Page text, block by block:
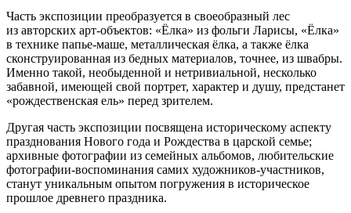
Часть экспозиции преобразуется в своеобразный лес
из авторских арт-объектов: «Ёлка» из фольги Ларисы, «Ёлка»
в технике папье-маше, металлическая ёлка, а также ёлка
сконструированная из бедных материалов, точнее, из швабры.
Именно такой, необыденной и нетривиальной, несколько
забавной, имеющей свой портрет, характер и душу, предстанет
«рождественская ель» перед зрителем.
Другая часть экспозиции посвящена историческому аспекту
празднования Нового года и Рождества в царской семье;
архивные фотографии из семейных альбомов, любительские
фотографии-воспоминания самих художников-участников,
станут уникальным опытом погружения в историческое
прошлое древнего праздника.